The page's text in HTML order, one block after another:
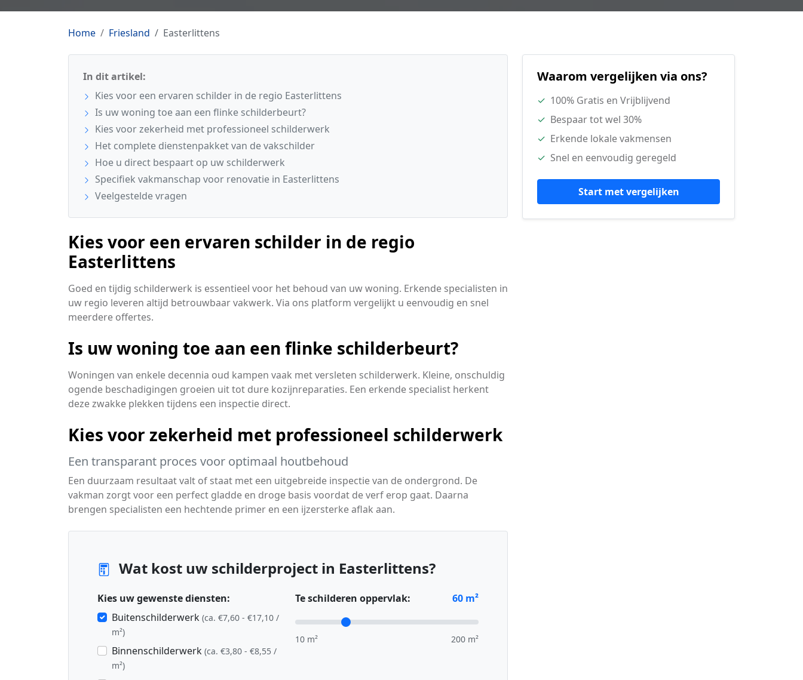
Home Friesland Easterlittens
In dit artikel:
Kies voor een ervaren schilder in de regio Easterlittens
Is uw woning toe aan een flinke schilderbeurt?
Kies voor zekerheid met professioneel schilderwerk
Het complete dienstenpakket van de vakschilder
Hoe u direct bespaart op uw schilderwerk
Specifiek vakmanschap voor renovatie in Easterlittens
Veelgestelde vragen
Kies voor een ervaren schilder in de regio
Easterlittens
Goed en tijdig schilderwerk is essentieel voor het behoud van uw woning. Erkende specialisten in
uw regio leveren altijd betrouwbaar vakwerk. Via ons platform vergelijkt u eenvoudig en snel
meerdere offertes.
Is uw woning toe aan een flinke schilderbeurt?
Woningen van enkele decennia oud kampen vaak met versleten schilderwerk. Kleine, onschuldig
ogende beschadigingen groeien uit tot dure kozijnreparaties. Een erkende specialist herkent
deze zwakke plekken tijdens een inspectie direct.
Kies voor zekerheid met professioneel schilderwerk
Een transparant proces voor optimaal houtbehoud
Een duurzaam resultaat valt of staat met een uitgebreide inspectie van de ondergrond. De
vakman zorgt voor een perfect gladde en droge basis voordat de verf erop gaat. Daarna
brengen specialisten een hechtende primer en een ijzersterke aflak aan.
Wat kost uw schilderproject in Easterlittens?
Kies uw gewenste diensten:
Buitenschilderwerk (ca. €7,60 - €17,10 /
m²)
Binnenschilderwerk (ca. €3,80 - €8,55 /
m²)
Te schilderen oppervlak: 60 m²
10 m² 200 m²
Waarom vergelijken via ons?
✓ 100% Gratis en Vrijblijvend
✓ Bespaar tot wel 30%
✓ Erkende lokale vakmensen
✓ Snel en eenvoudig geregeld
Start met vergelijken